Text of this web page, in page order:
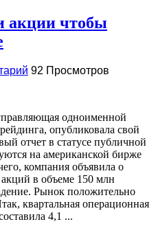
акции чтобы
92 Просмотров
одноименной
опубликовала свой
отчет в статусе публичной
на американской бирже
компания объявила о
в объеме 150 млн
Рынок положительно
квартальная операционная
4,1 ...